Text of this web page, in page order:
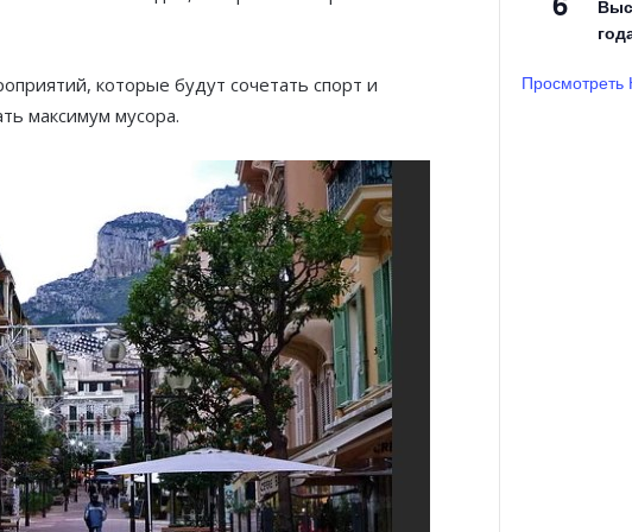
которые будут сочетать спорт и
максимум мусора.
Просмотреть